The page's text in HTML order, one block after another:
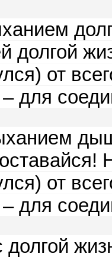
долгой
от
для
от
для
долгой